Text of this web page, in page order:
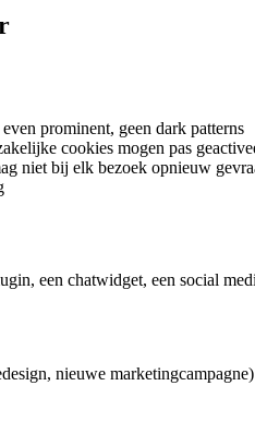
prominent, geen dark patterns
cookies mogen pas
niet bij elk bezoek opnieuw
een chatwidget, een social
nieuwe marketingcampagne)